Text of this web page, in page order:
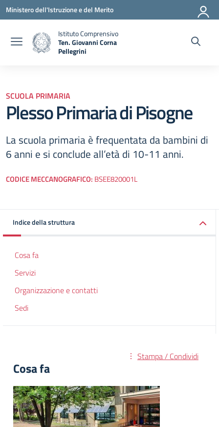
Vai ai contenuti
Vai al menu di navigazione
Vai al footer
Ministero dell'Istruzione e del Merito
Istituto Comprensivo
Ten. Giovanni Corna
Pellegrini
SCUOLA PRIMARIA
Plesso Primaria di Pisogne
La scuola primaria è frequentata da bambini di
6 anni e si conclude all’età di 10-11 anni.
CODICE MECCANOGRAFICO: BSEE820001L
Indice della struttura
Cosa fa
Servizi
Organizzazione e contatti
Sedi
Stampa / Condividi
Cosa fa